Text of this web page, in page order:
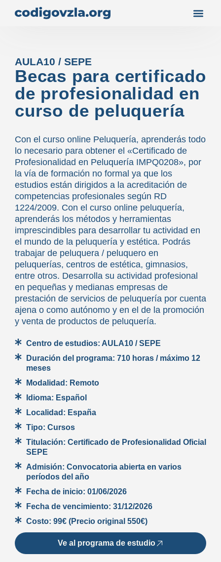
AULA10 / SEPE
Becas para certificado
de profesionalidad en
curso de peluquería
Con el curso online Peluquería, aprenderás todo
lo necesario para obtener el «Certificado de
Profesionalidad en Peluquería IMPQ0208», por
la vía de formación no formal ya que los
estudios están dirigidos a la acreditación de
competencias profesionales según RD
1224/2009. Con el curso online peluquería,
aprenderás los métodos y herramientas
imprescindibles para desarrollar tu actividad en
el mundo de la peluquería y estética. Podrás
trabajar de peluquera / peluquero en
peluquerías, centros de estética, gimnasios,
entre otros. Desarrolla su actividad profesional
en pequeñas y medianas empresas de
prestación de servicios de peluquería por cuenta
ajena o como autónomo y en el de la promoción
y venta de productos de peluquería.
Centro de estudios: AULA10 / SEPE
Duración del programa: 710 horas / máximo 12
meses
Modalidad: Remoto
Idioma: Español
Localidad: España
Tipo: Cursos
Titulación: Certificado de Profesionalidad Oficial
SEPE
Admisión: Convocatoria abierta en varios
períodos del año
Fecha de inicio: 01/06/2026
Fecha de vencimiento: 31/12/2026
Costo: 99€ (Precio original 550€)
Ve al programa de estudio